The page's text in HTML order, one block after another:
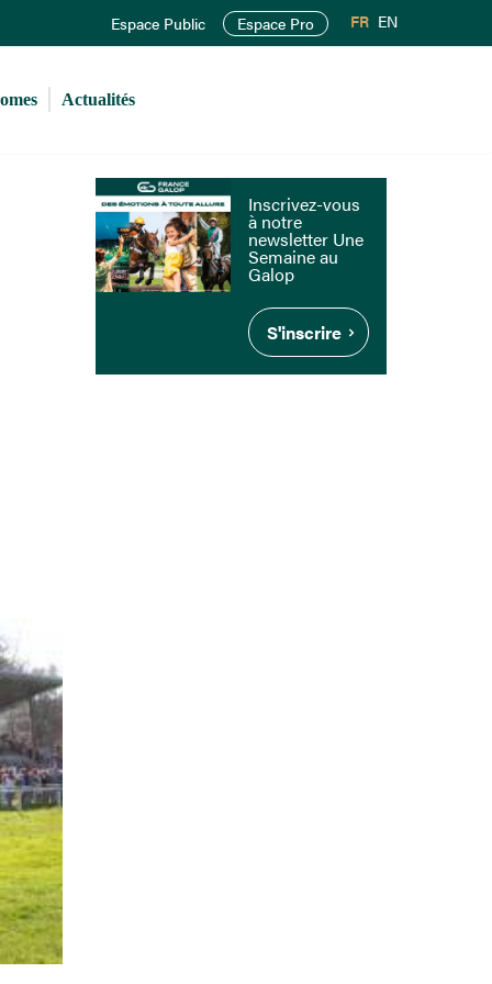
Espace Public Espace Pro FR EN
Actualités
Inscrivez-vous
à notre
newsletter Une
Semaine au
Galop
S'inscrire